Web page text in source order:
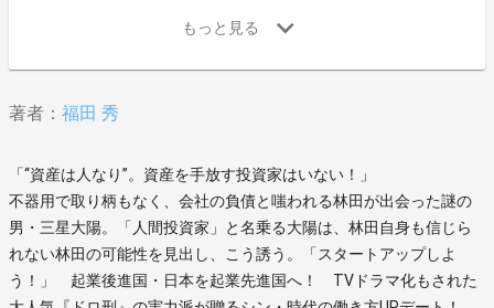
著者： 福田 秀
「“資産は人なり”。資産を手放す投資家はいない！」
不器用で取り柄もなく、会社の負債と嗤われる林田が出会った謎の
男・三星大陽。「人間投資家」と名乗る大陽は、林田自身も信じら
れない林田の可能性を見出し、こう誘う。「スタートアップしよ
う！」 起業後進国・日本を起業先進国へ！ TVドラマ化もされた